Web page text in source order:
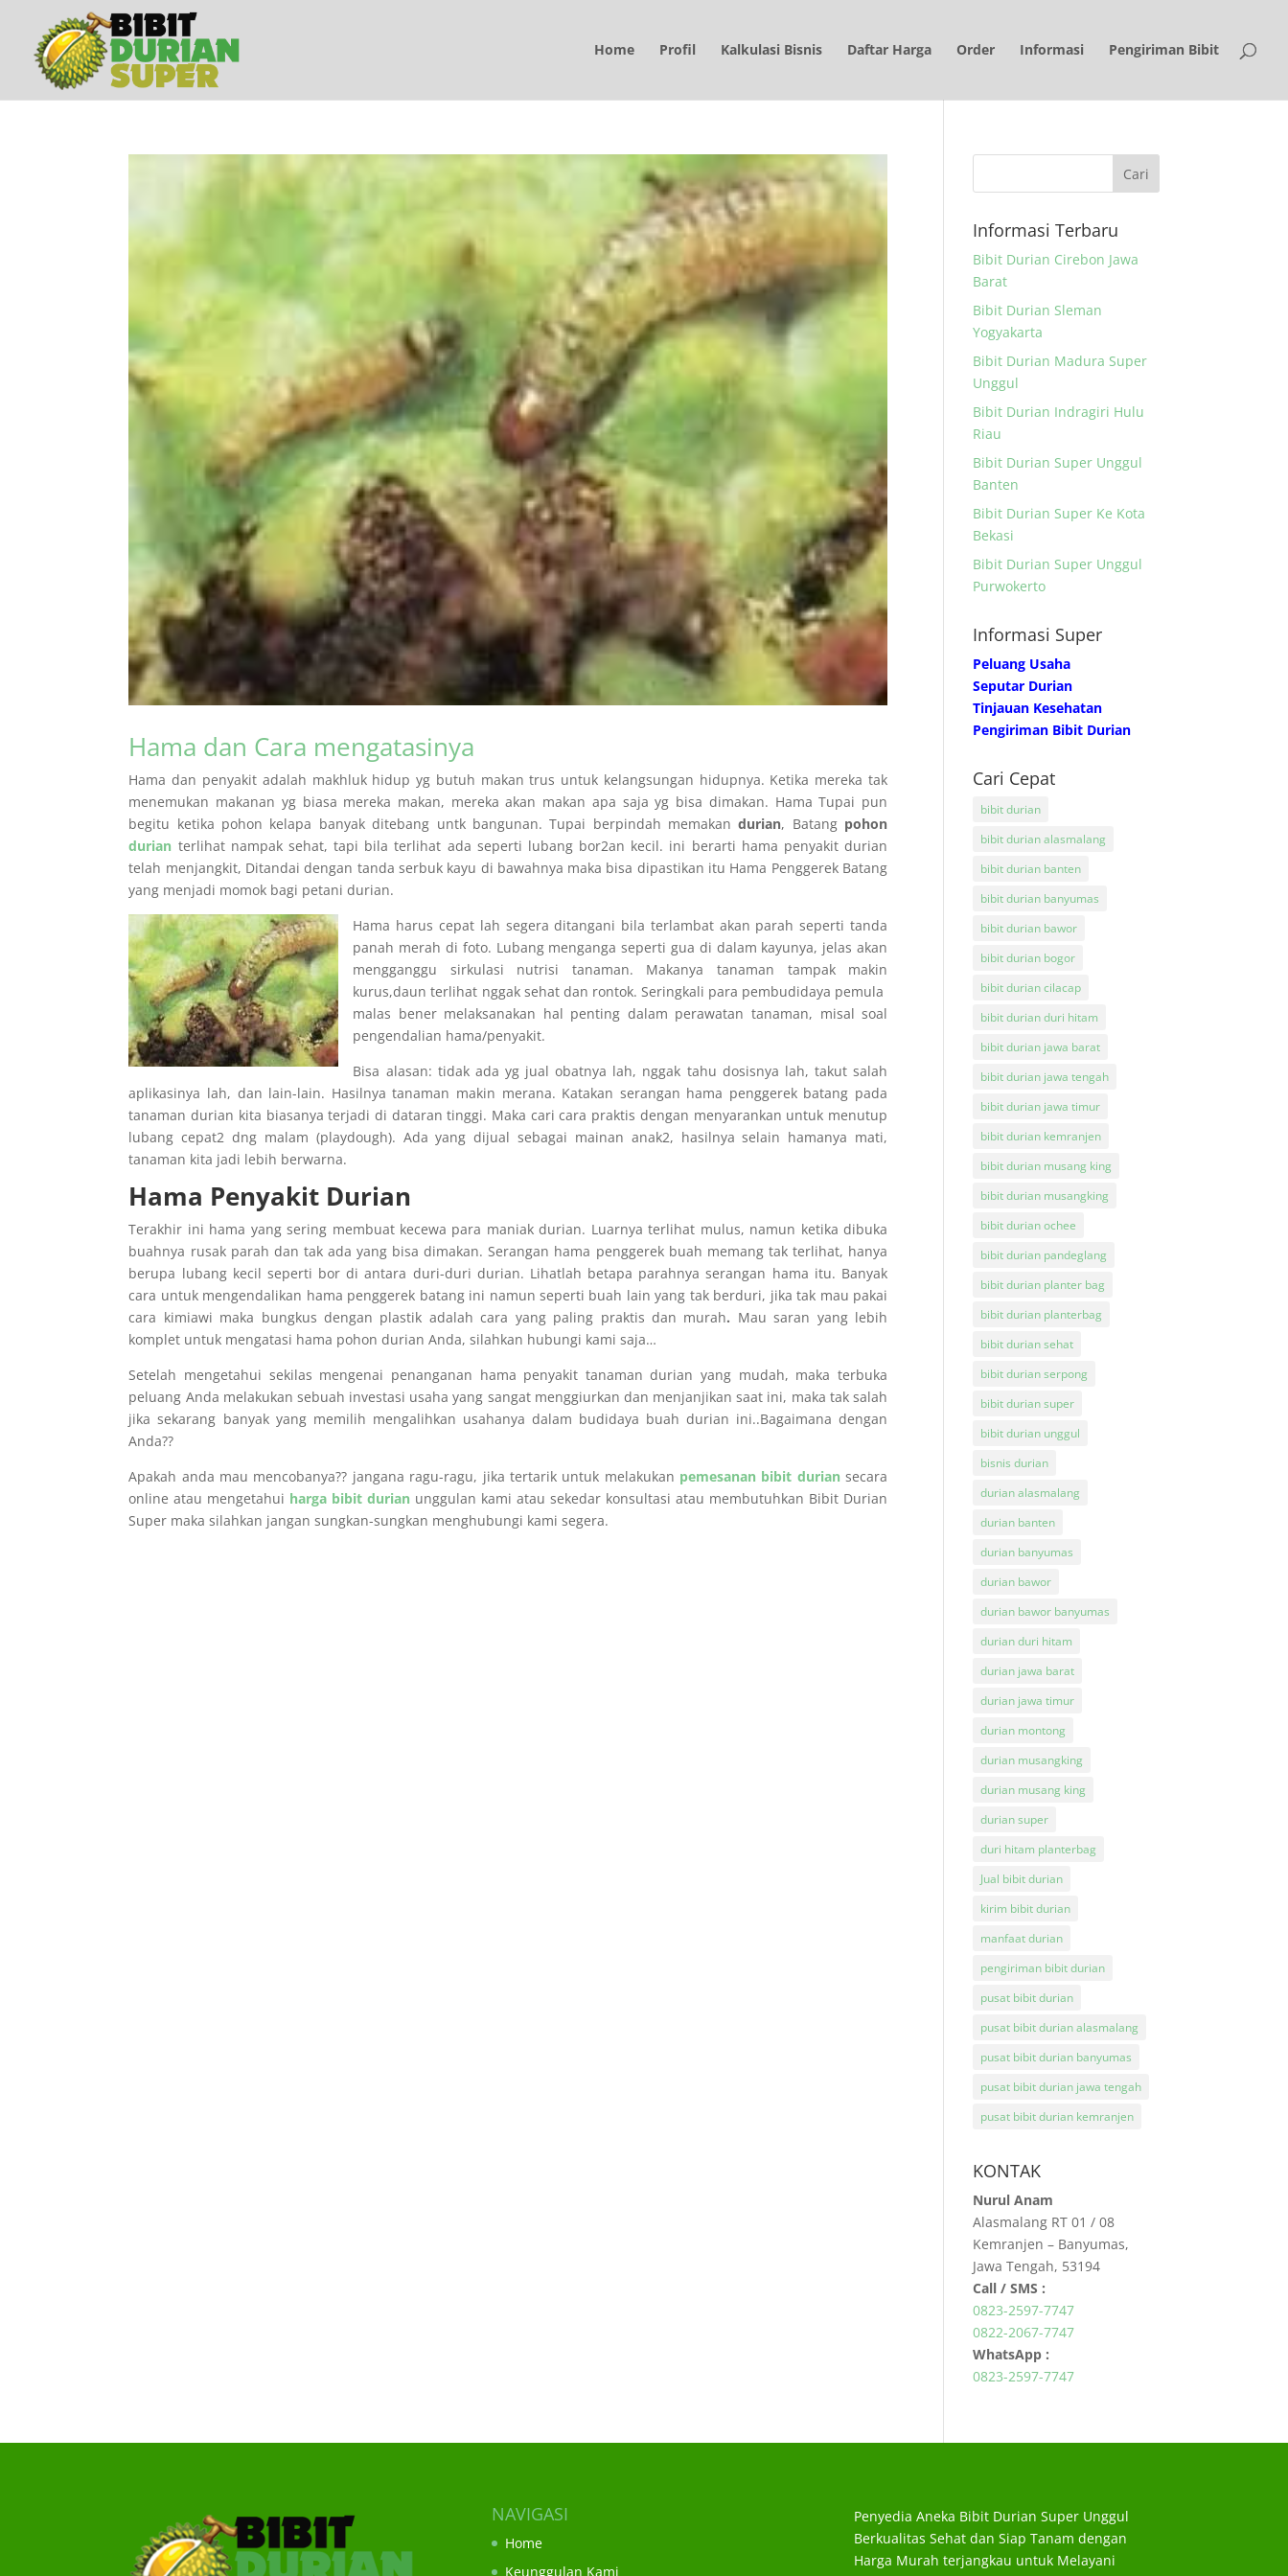
Home Profil Kalkulasi Bisnis Daftar Harga Order Informasi Pengiriman Bibit
Hama dan Cara mengatasinya
Hama dan penyakit adalah makhluk hidup yg butuh makan trus untuk kelangsungan hidupnya. Ketika mereka tak
menemukan makanan yg biasa mereka makan, mereka akan makan apa saja yg bisa dimakan. Hama Tupai pun
begitu ketika pohon kelapa banyak ditebang untk bangunan. Tupai berpindah memakandurian, Batang pohon
durian terlihat nampak sehat, tapi bila terlihat ada seperti lubang bor2an kecil. ini berarti hama penyakit durian
telah menjangkit, Ditandai dengan tanda serbuk kayu di bawahnya maka bisa dipastikan itu Hama Penggerek Batang
yang menjadi momok bagi petani durian.
Hama harus cepat lah segera ditangani bila terlambat akan parah seperti tanda
panah merah di foto. Lubang menganga seperti gua di dalam kayunya, jelas akan
mengganggu sirkulasi nutrisi tanaman. Makanya tanaman tampak makin
kurus,daun terlihat nggak sehat dan rontok. Seringkali para pembudidaya pemula
malas bener melaksanakan hal penting dalam perawatan tanaman, misal soal
pengendalian hama/penyakit.
Bisa alasan: tidak ada yg jual obatnya lah, nggak tahu dosisnya lah, takut salah
aplikasinya lah, dan lain-lain. Hasilnya tanaman makin merana. Katakan serangan hama penggerek batang pada
tanaman durian kita biasanya terjadi di dataran tinggi. Maka cari cara praktis dengan menyarankan untuk menutup
lubang cepat2 dng malam (playdough). Ada yang dijual sebagai mainan anak2, hasilnya selain hamanya mati,
tanaman kita jadi lebih berwarna.
Hama Penyakit Durian
Terakhir ini hama yang sering membuat kecewa para maniak durian. Luarnya terlihat mulus, namun ketika dibuka
buahnya rusak parah dan tak ada yang bisa dimakan. Serangan hama penggerek buah memang tak terlihat, hanya
berupa lubang kecil seperti bor di antara duri-duri durian. Lihatlah betapa parahnya serangan hama itu. Banyak
cara untuk mengendalikan hama penggerek batang ini namun seperti buah lain yang tak berduri, jika tak mau pakai
cara kimiawi maka bungkus dengan plastik adalah cara yang paling praktis dan murah. Mau saran yang lebih
komplet untuk mengatasi hama pohon durian Anda, silahkan hubungi kami saja…
Setelah mengetahui sekilas mengenai penanganan hama penyakit tanaman durian yang mudah, maka terbuka
peluang Anda melakukan sebuah investasi usaha yang sangat menggiurkan dan menjanjikan saat ini, maka tak salah
jika sekarang banyak yang memilih mengalihkan usahanya dalam budidaya buah durian ini..Bagaimana dengan
Anda??
Apakah anda mau mencobanya?? jangana ragu-ragu, jika tertarik untuk melakukan pemesanan bibit durian secara
online atau mengetahui harga bibit durian unggulan kami atau sekedar konsultasi atau membutuhkan Bibit Durian
Super maka silahkan jangan sungkan-sungkan menghubungi kami segera.
Informasi Terbaru
Bibit Durian Cirebon Jawa
Barat
Bibit Durian Sleman
Yogyakarta
Bibit Durian Madura Super
Unggul
Bibit Durian Indragiri Hulu
Riau
Bibit Durian Super Unggul
Banten
Bibit Durian Super Ke Kota
Bekasi
Bibit Durian Super Unggul
Purwokerto
Informasi Super
Peluang Usaha
Seputar Durian
Tinjauan Kesehatan
Pengiriman Bibit Durian
Cari Cepat
bibit durian
bibit durian alasmalang
bibit durian banten
bibit durian banyumas
bibit durian bawor
bibit durian bogor
bibit durian cilacap
bibit durian duri hitam
bibit durian jawa barat
bibit durian jawa tengah
bibit durian jawa timur
bibit durian kemranjen
bibit durian musang king
bibit durian musangking
bibit durian ochee
bibit durian pandeglang
bibit durian planter bag
bibit durian planterbag
bibit durian sehat
bibit durian serpong
bibit durian super
bibit durian unggul
bisnis durian
durian alasmalang
durian banten
durian banyumas
durian bawor
durian bawor banyumas
durian duri hitam
durian jawa barat
durian jawa timur
durian montong
durian musangking
durian musang king
durian super
duri hitam planterbag
Jual bibit durian
kirim bibit durian
manfaat durian
pengiriman bibit durian
pusat bibit durian
pusat bibit durian alasmalang
pusat bibit durian banyumas
pusat bibit durian jawa tengah
pusat bibit durian kemranjen
KONTAK
Nurul Anam
Alasmalang RT 01 / 08
Kemranjen – Banyumas,
Jawa Tengah, 53194
Call / SMS :
0823-2597-7747
0822-2067-7747
WhatsApp :
0823-2597-7747
NAVIGASI
Home
Keunggulan Kami
Penyedia Aneka Bibit Durian Super Unggul
Berkualitas Sehat dan Siap Tanam dengan
Harga Murah terjangkau untuk Melayani